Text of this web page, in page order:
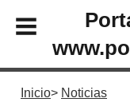
Inicio Noticias